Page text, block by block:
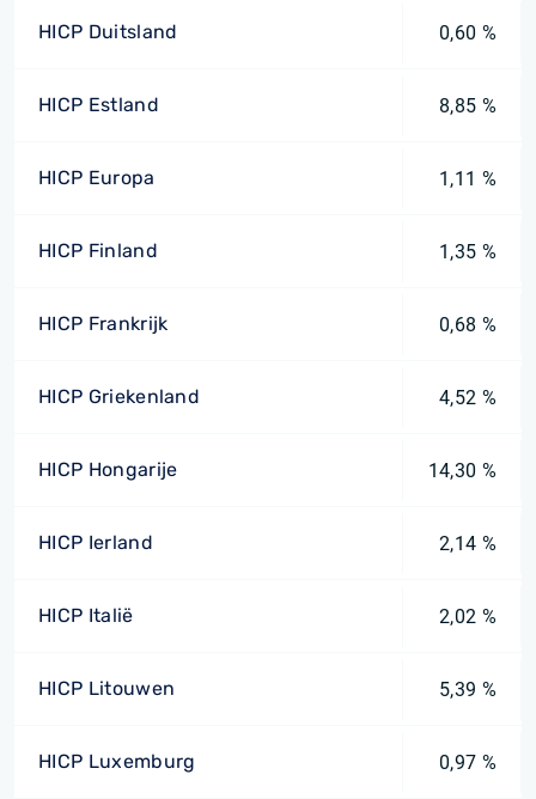
HICP Duitsland 0,60 %
HICP Estland 8,85 %
HICP Europa 1,11 %
HICP Finland 1,35 %
HICP Frankrijk 0,68 %
HICP Griekenland 4,52 %
HICP Hongarije 14,30 %
HICP Ierland 2,14 %
HICP Italië 2,02 %
HICP Litouwen 5,39 %
HICP Luxemburg 0,97 %